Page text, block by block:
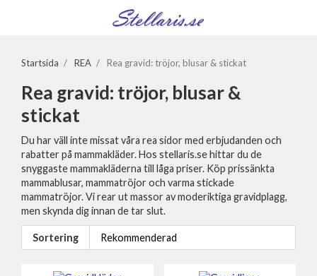
Startsida / REA / Rea gravid: tröjor, blusar & stickat
Rea gravid: tröjor, blusar &
stickat
Du har väll inte missat våra rea sidor med erbjudanden och
rabatter på mammakläder. Hos stellaris.se hittar du de
snyggaste mammakläderna till låga priser. Köp prissänkta
mammablusar, mammatröjor och varma stickade
mammatröjor. Vi rear ut massor av moderiktiga gravidplagg,
men skynda dig innan de tar slut.
Sortering